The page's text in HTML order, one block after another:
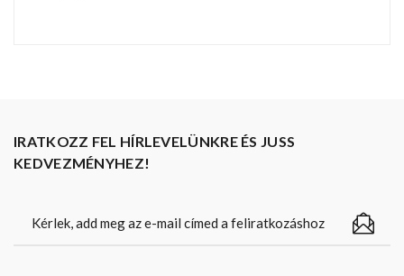
IRATKOZZ FEL HÍRLEVELÜNKRE ÉS JUSS
KEDVEZMÉNYHEZ!